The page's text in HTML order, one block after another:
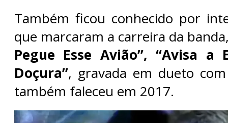
Também ficou conhecido por
que marcaram a carreira da
Pegue Esse Avião”, “Avisa a
Doçura”, gravada em dueto
também faleceu em 2017.